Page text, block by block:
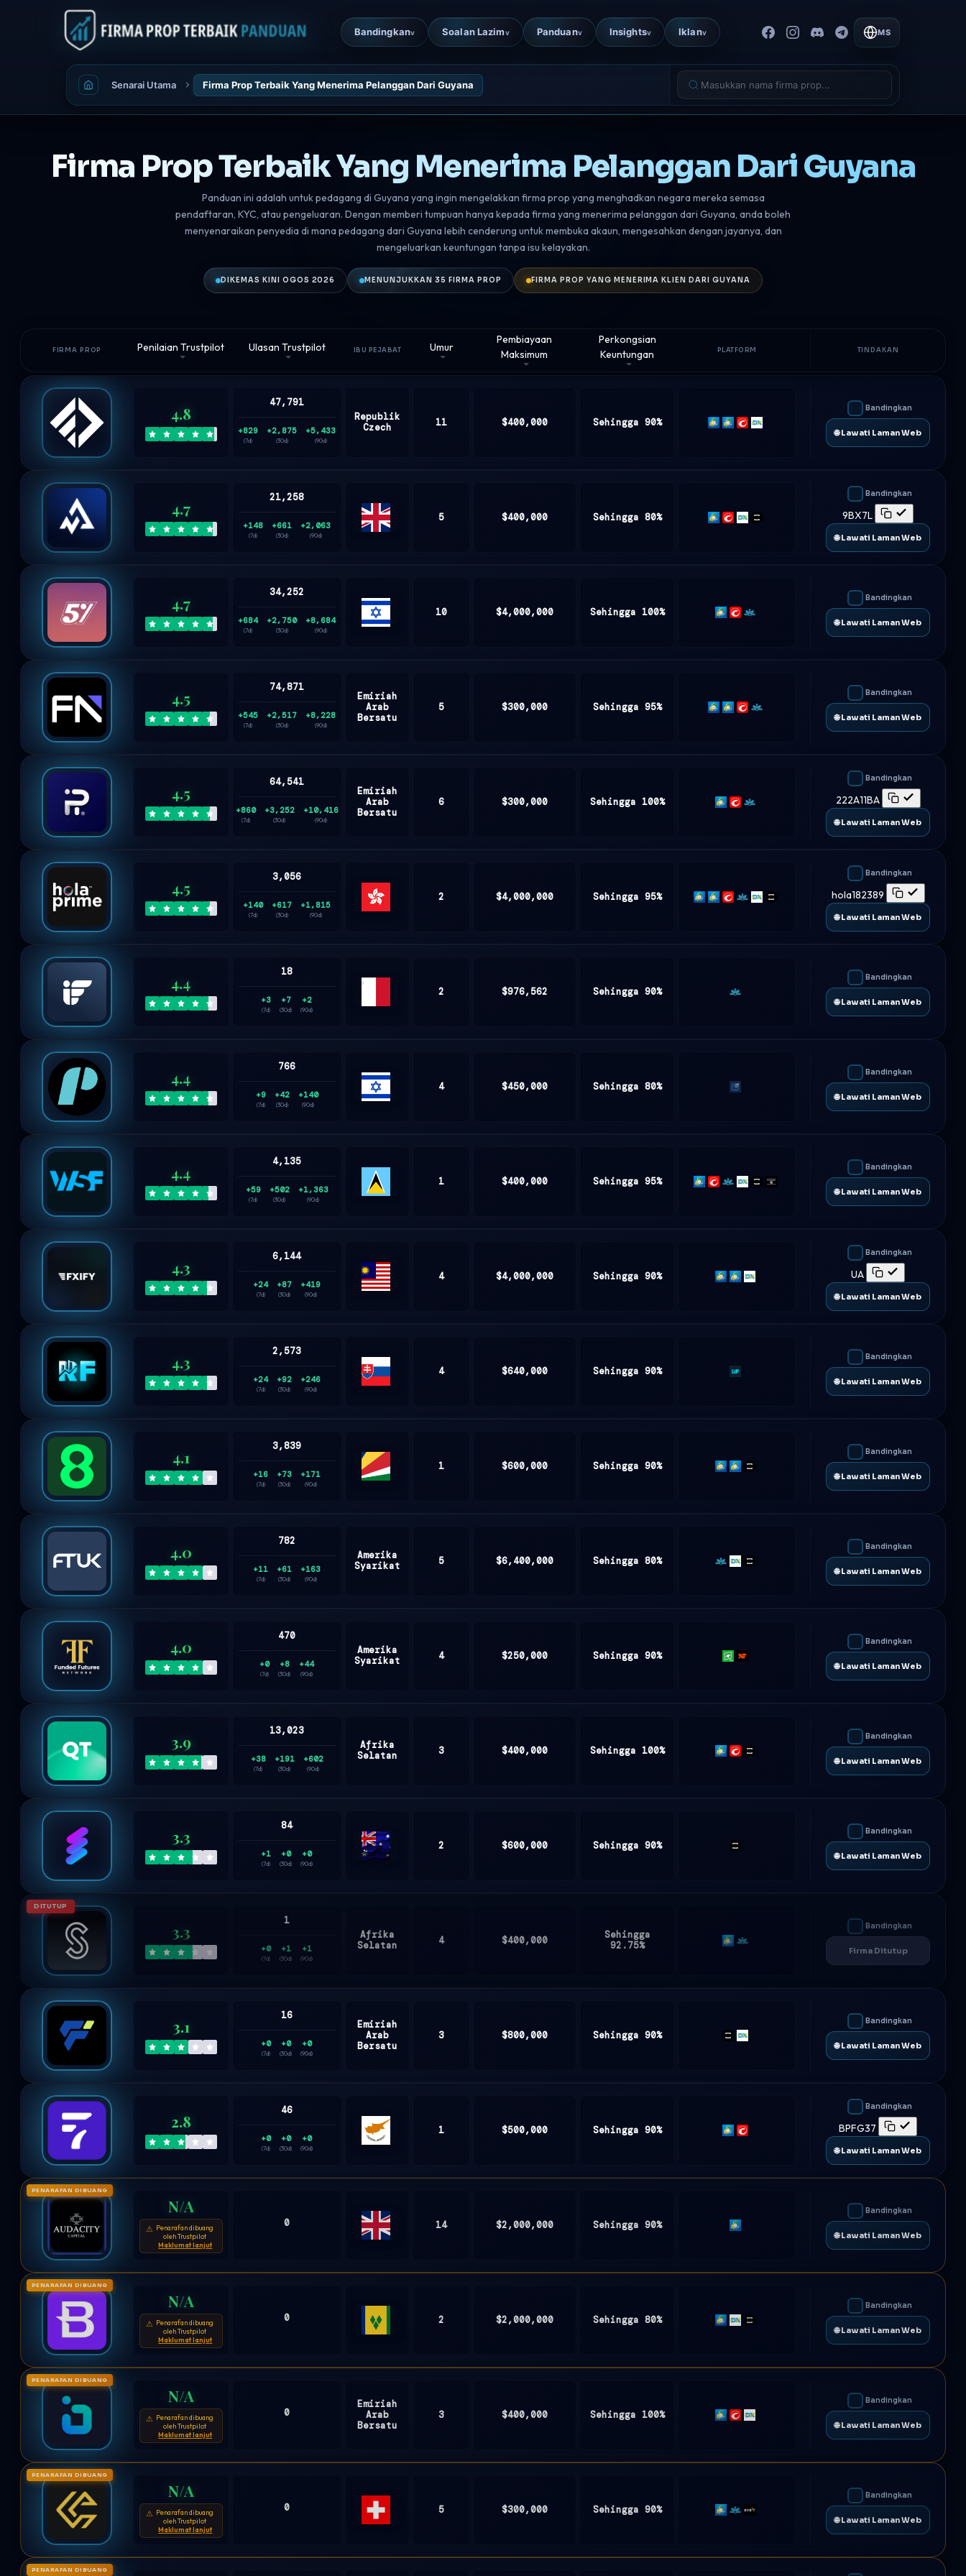
Bandingkanv Soalan Lazimv Panduanv Insightsv Iklanv MS
Senarai Utama Firma Prop Terbaik Yang Menerima Pelanggan Dari Guyana
Firma Prop Terbaik Yang Menerima Pelanggan Dari Guyana
Panduan ini adalah untuk pedagang di Guyana yang ingin mengelakkan firma prop yang menghadkan negara mereka semasa
pendaftaran, KYC, atau pengeluaran. Dengan memberi tumpuan hanya kepada firma yang menerima pelanggan dari Guyana, anda boleh
menyenaraikan penyedia di mana pedagang dari Guyana lebih cenderung untuk membuka akaun, mengesahkan dengan jayanya, dan
mengeluarkan keuntungan tanpa isu kelayakan.
DIKEMAS KINI OGOS 2026 MENUNJUKKAN 35 FIRMA PROP FIRMA PROP YANG MENERIMA KLIEN DARI GUYANA
FIRMA PROP Penilaian Trustpilot Ulasan Trustpilot IBU PEJABAT Umur
Pembiayaan
Maksimum
Perkongsian
Keuntungan
PLATFORM TINDAKAN
4.8
47,791
+829
(7d)
+2,875
(30d)
+5,433
(90d)
Republik
Czech
11 $400,000 Sehingga 90% MT4MT5cTrader
DXtrade
Bandingkan
🌐 Lawati Laman Web
4.7
21,258
+148
(7d)
+661
(30d)
+2,063
(90d)
5 $400,000 Sehingga 80% MT5cTrader
DXtrade
TradeLocker
Bandingkan
9BX7L
🌐 Lawati Laman Web
4.7
34,252
+684
(7d)
+2,750
(30d)
+8,684
(90d)
10 $4,000,000 Sehingga 100% MT5cTrader
Match-
Bandingkan
🌐 Lawati Laman Web
4.5
74,871
+545
(7d)
+2,517
(30d)
+8,228
(90d)
Emiriah
Arab
Bersatu
5 $300,000 Sehingga 95% MT4MT5cTrader
Match-
Bandingkan
🌐 Lawati Laman Web
4.5
64,541
+860
(7d)
+3,252
(30d)
+10,416
(90d)
Emiriah
Arab
Bersatu
6 $300,000 Sehingga 100% MT5cTrader
Match-
Bandingkan
222A11BA
🌐 Lawati Laman Web
4.5
3,056
+140
(7d)
+617
(30d)
+1,815
(90d)
2 $4,000,000 Sehingga 95% MT4MT5cTrader
Match-
DXtrade
TradeLocker
Bandingkan
hola182389
🌐 Lawati Laman Web
4.4
18
+3
(7d)
+7
(30d)
+2
(90d)
2 $976,562 Sehingga 90%
Match-
Bandingkan
🌐 Lawati Laman Web
4.4
766
+9
(7d)
+42
(30d)
+140
(90d)
4 $450,000 Sehingga 80% Traderevolution
Bandingkan
🌐 Lawati Laman Web
4.4
4,135
+59
(7d)
+502
(30d)
+1,363
(90d)
1 $400,000 Sehingga 95% MT5cTrader
Match-
DXtrade
TradeLocker
Platform5
Bandingkan
🌐 Lawati Laman Web
4.3
6,144
+24
(7d)
+87
(30d)
+419
(90d)
4 $4,000,000 Sehingga 90% MT4MT5DXtrade
Bandingkan
UA
🌐 Lawati Laman Web
4.3
2,573
+24
(7d)
+92
(30d)
+246
(90d)
4 $640,000 Sehingga 90%
Rf-
Bandingkan
🌐 Lawati Laman Web
4.1
3,839
+16
(7d)
+73
(30d)
+171
(90d)
1 $600,000 Sehingga 90% MT4MT5TradeLocker
Bandingkan
🌐 Lawati Laman Web
4.0
782
+11
(7d)
+61
(30d)
+163
(90d)
Amerika
Syarikat
5 $6,400,000 Sehingga 80%
Match-
DXtrade
TradeLocker
Bandingkan
🌐 Lawati Laman Web
4.0
470
+0
(7d)
+8
(30d)
+44
(90d)
Amerika
Syarikat
4 $250,000 Sehingga 90% Rithmic
NinjaTrader
Bandingkan
🌐 Lawati Laman Web
3.9
13,023
+38
(7d)
+191
(30d)
+602
(90d)
Afrika
Selatan
3 $400,000 Sehingga 100% MT5cTrader
TradeLocker
Bandingkan
🌐 Lawati Laman Web
3.3
84
+1
(7d)
+0
(30d)
+0
(90d)
2 $600,000 Sehingga 90% TradeLocker
Bandingkan
🌐 Lawati Laman Web
DITUTUP
3.3
1
+0
(7d)
+1
(30d)
+1
(90d)
Afrika
Selatan
4 $400,000
Sehingga
92.75%
MT5Match-
Bandingkan
Firma Ditutup
3.1
16
+0
(7d)
+0
(30d)
+0
(90d)
Emiriah
Arab
Bersatu
3 $800,000 Sehingga 90% TradeLocker
DXtrade
Bandingkan
🌐 Lawati Laman Web
2.8
46
+0
(7d)
+0
(30d)
+0
(90d)
1 $500,000 Sehingga 90% MT5cTrader
Bandingkan
BPFG37
🌐 Lawati Laman Web
PENARAFAN DIBUANG
N/A
⚠ Penarafan dibuang
oleh Trustpilot
Maklumat lanjut
0
14 $2,000,000 Sehingga 90% MT5
Bandingkan
🌐 Lawati Laman Web
PENARAFAN DIBUANG
N/A
⚠ Penarafan dibuang
oleh Trustpilot
Maklumat lanjut
0
the
2 $2,000,000 Sehingga 80% MT4DXtradeTradeLocker
Bandingkan
🌐 Lawati Laman Web
PENARAFAN DIBUANG
N/A
⚠ Penarafan dibuang
oleh Trustpilot
Maklumat lanjut
0
Emiriah
Arab
Bersatu
3 $400,000 Sehingga 100% MT5cTrader
DXtrade
Bandingkan
🌐 Lawati Laman Web
PENARAFAN DIBUANG
N/A
⚠ Penarafan dibuang
oleh Trustpilot
Maklumat lanjut
0
5 $300,000 Sehingga 90% MT5Match-
Bybit
Bandingkan
🌐 Lawati Laman Web
PENARAFAN DIBUANG